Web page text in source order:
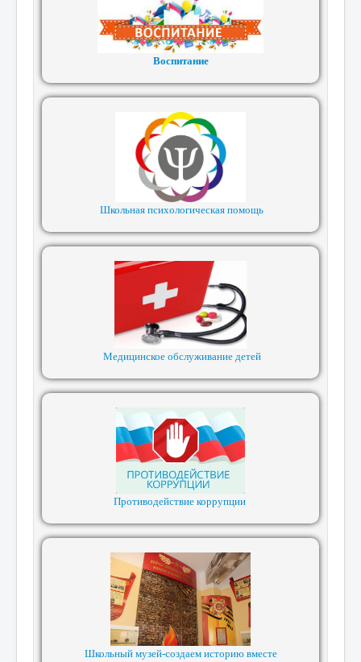
Воспитание
Школьная психологическая помощь
Медицинское обслуживание детей
Противодействие коррупции
Школьный музей-создаем историю вместе